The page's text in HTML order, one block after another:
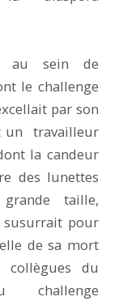
au sein de
le challenge
par son
un travailleur
la candeur
des lunettes
taille,
susurrait pour
de sa mort
collègues du
challenge